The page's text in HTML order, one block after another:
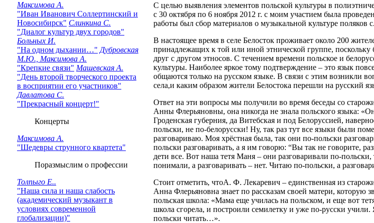
Максимова А.
"Иван Иванович Соллертинский и
Новосибирск" Слинкина С.
"Диалог культур двух городов"
Больных И.
"На одном дыхании…" Дубровская
М.Ю., Максимова А.
"Крепкие связи" Машевская А.
"День второй творческого проекта
в восприятии его участников"
Давлатова С.
"Прекрасный концерт!"
Концерты
Максимова А.
"Шедевры струнного квартета"
Поразмыслим о профессии
Толпыго Е..
"Наша сила и наша слабость
(академический музыкант в
условиях современной
глобализации)"
С целью выявления элементов польской культуры в
с 30 октября по 6 ноября 2012 г. с моим участием была
работы был сбор материалов о музыкальной культуре поляков
В настоящее время в селе Белосток проживает около 200
принадлежащих к той или иной этнической группе,
друг с другом этносов. С течением времени польское и
культуры. Наиболее яркое тому подтверждение – это язык
общаются только на русском языке. В связи с этим возникли
села,и каким образом жители Белостока перешли на русский
Ответ на эти вопросы мы получили во время беседы со
Анны Флерьяновны, она никогда не знала польского языка:
Гроденская губерния, да Витебская и под Белоруссией,
польски, не по-белорусски! Ну, так раз тут все языки были
разговариваю. Моя хрёстная была, так они по-польски
польски разговаривать, а я им говорю: “Вы так не говорите,
дети все. Вот наша тетя Маня – они разговаривали по-
понимали, а разговаривать – нет. Читаю по-польски, а
Стоит отметить, чтоА. Ф. Лекаревич – единственная из
Анна Флерьяновна знает по рассказам своей матери, которую
польская школа: «Мама еще училась на польском, и еще вот
школа сгорела, и построили семилетку и уже по-русски
польски читать…».